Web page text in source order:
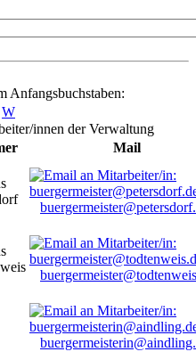
Anfangsbuchstaben:
W
innen der Verwaltung
Mail